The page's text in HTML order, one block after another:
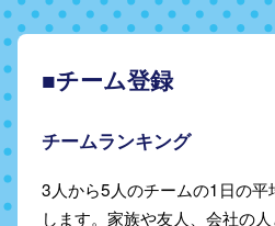
■チーム登録
チームランキング
3人から5人のチームの1日の
します。家族や友人、会社の